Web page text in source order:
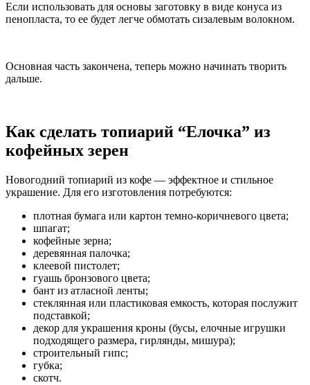
Если использовать для основы заготовку в виде конуса из
пенопласта, то ее будет легче обмотать сизалевым волокном.
Основная часть закончена, теперь можно начинать творить
дальше.
Как сделать топиарий “Елочка” из
кофейных зерен
Новогодний топиарий из кофе — эффектное и стильное
украшение. Для его изготовления потребуются:
плотная бумага или картон темно-коричневого цвета;
шпагат;
кофейные зерна;
деревянная палочка;
клеевой пистолет;
гуашь бронзового цвета;
бант из атласной ленты;
стеклянная или пластиковая емкость, которая послужит
подставкой;
декор для украшения кроны (бусы, елочные игрушки
подходящего размера, гирлянды, мишура);
строительный гипс;
губка;
скотч.